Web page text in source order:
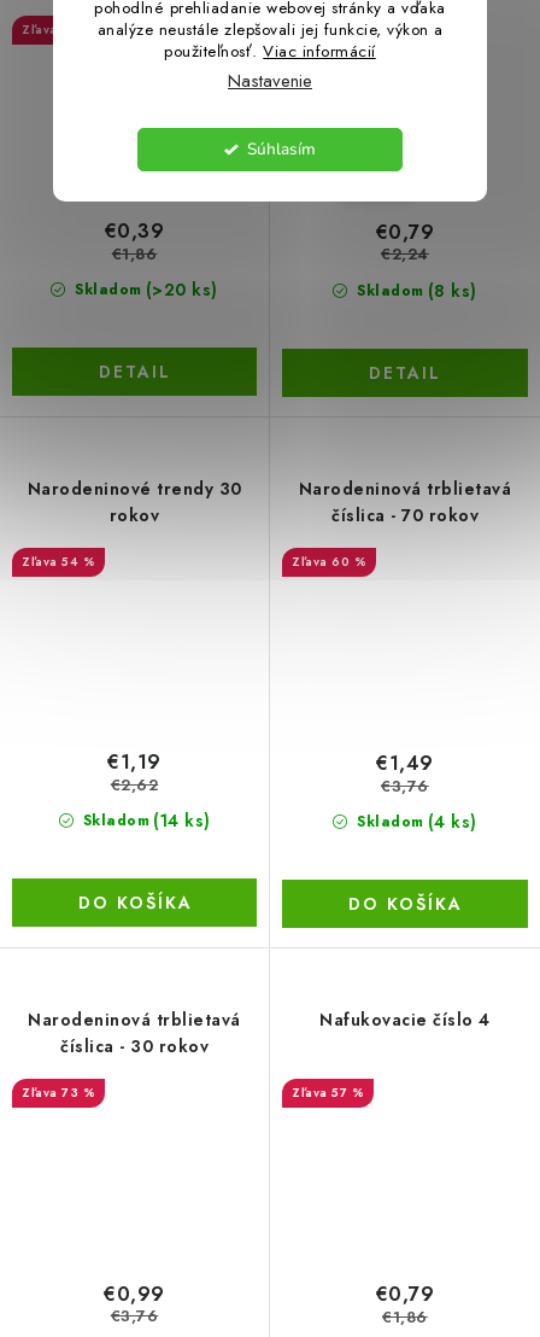
pohodlné prehliadanie webovej stránky a vďaka
analýze neustále zlepšovali jej funkcie, výkon a
použiteľnosť.Viac informácií
Nastavenie
Súhlasím
Skladom (>20 ks)
€0,39
€1,86
DETAIL
64 %
Skladom (8 ks)
€0,79
€2,24
DETAIL
Narodeninové trendy 30
rokov
54 %
Skladom (14 ks)
€1,19
€2,62
DO KOŠÍKA
Narodeninová trblietavá
číslica - 70 rokov
60 %
Skladom (4 ks)
€1,49
€3,76
DO KOŠÍKA
Narodeninová trblietavá
číslica - 30 rokov
73 %
€0,99
€3,76
Nafukovacie číslo 4
57 %
€0,79
€1,86